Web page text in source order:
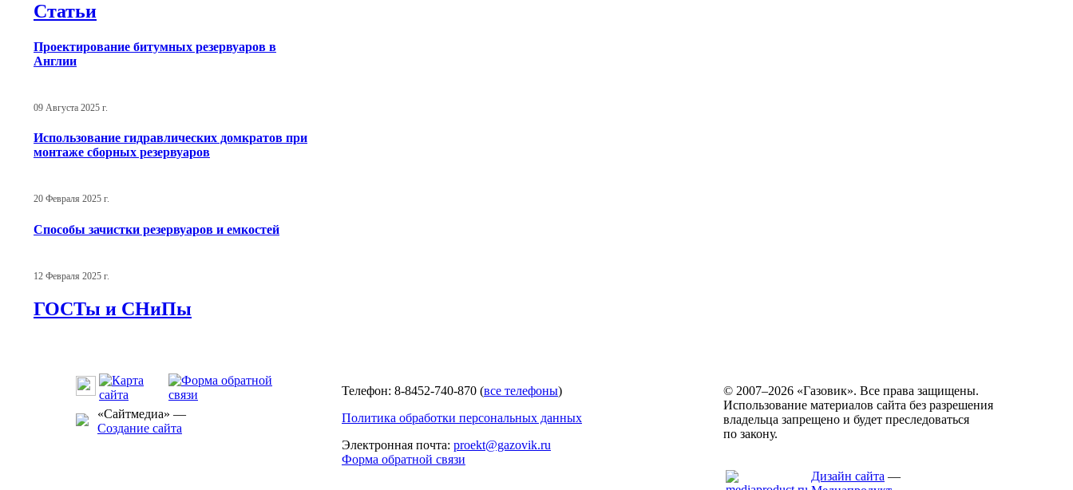
Статьи
Проектирование битумных резервуаров в
Англии
09 Августа 2025 г.
Использование гидравлических домкратов при
монтаже сборных резервуаров
20 Февраля 2025 г.
Способы зачистки резервуаров и емкостей
12 Февраля 2025 г.
ГОСТы и СНиПы
«Сайтмедиа» —
Создание сайта
Телефон: 8-8452-740-870 (все телефоны)
Политика обработки персональных данных
Электронная почта: proekt@gazovik.ru
Форма обратной связи
© 2007–2026 «Газовик». Все права защищены.
Использование материалов сайта без разрешения
владельца запрещено и будет преследоваться
по закону.
Дизайн сайта —